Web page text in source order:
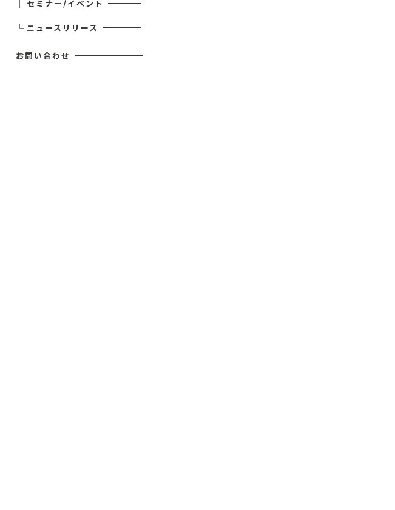
├ セミナー/イベント
└ ニュースリリース
お問い合わせ